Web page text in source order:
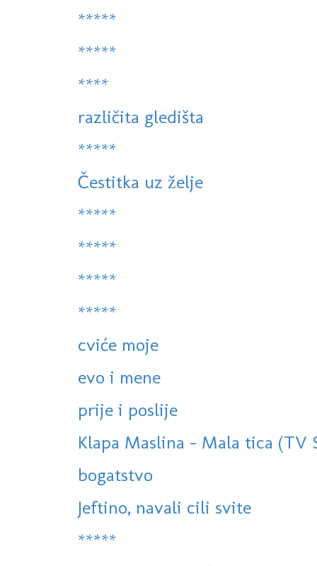
*****
*****
****
različita gledišta
*****
Čestitka uz želje
*****
*****
*****
*****
cviće moje
evo i mene
prije i poslije
Klapa Maslina - Mala tica (TV
bogatstvo
Jeftino, navali cili svite
*****